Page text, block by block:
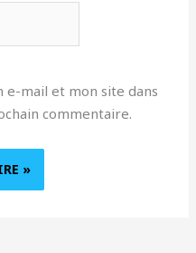
mail et mon site dans
commentaire.